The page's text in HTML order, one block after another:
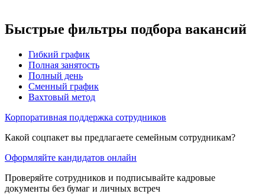
Быстрые фильтры подбора вакансий
Гибкий график
Полная занятость
Полный день
Сменный график
Вахтовый метод
Корпоративная поддержка сотрудников
Какой соцпакет вы предлагаете семейным сотрудникам?
Оформляйте кандидатов онлайн
Проверяйте сотрудников и подписывайте кадровые
документы без бумаг и личных встреч